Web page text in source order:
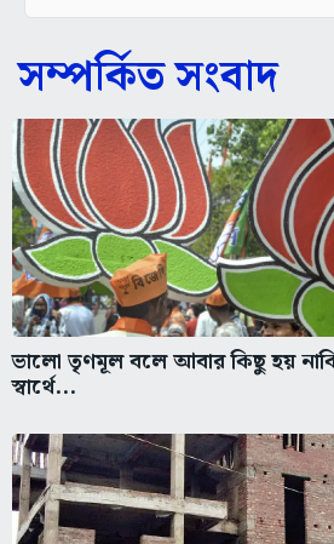
সম্পর্কিত সংবাদ
ভালো তৃণমূল বলে আবার কিছু হয়
স্বার্থে...